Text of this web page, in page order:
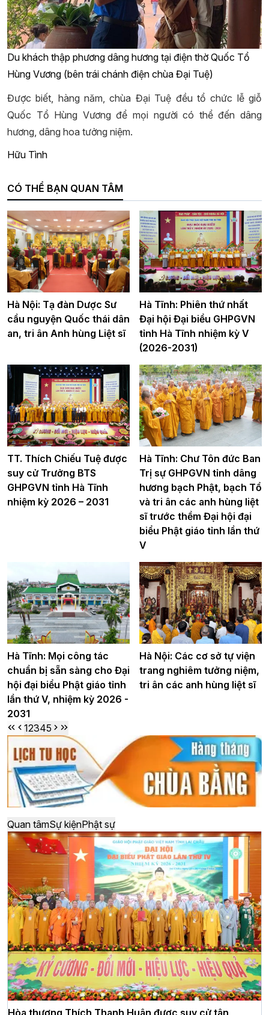
Du khách thập phương dâng hương tại điện thờ Quốc Tổ
Hùng Vương (bên trái chánh điện chùa Đại Tuệ)
Được biết, hàng năm, chùa Đại Tuệ đều tổ chức lễ giỗ
Quốc Tổ Hùng Vương để mọi người có thể đến dâng
hương, dâng hoa tưởng niệm.
Hữu Tình
CÓ THỂ BẠN QUAN TÂM
Hà Nội: Tạ đàn Dược Sư
cầu nguyện Quốc thái dân
an, tri ân Anh hùng Liệt sĩ
Hà Tĩnh: Phiên thứ nhất
Đại hội Đại biểu GHPGVN
tỉnh Hà Tĩnh nhiệm kỳ V
(2026-2031)
TT. Thích Chiếu Tuệ được
suy cử Trưởng BTS
GHPGVN tỉnh Hà Tĩnh
nhiệm kỳ 2026 – 2031
Hà Tĩnh: Chư Tôn đức Ban
Trị sự GHPGVN tỉnh dâng
hương bạch Phật, bạch Tổ
và tri ân các anh hùng liệt
sĩ trước thềm Đại hội đại
biểu Phật giáo tỉnh lần thứ
V
Hà Tĩnh: Mọi công tác
chuẩn bị sẵn sàng cho Đại
hội đại biểu Phật giáo tỉnh
lần thứ V, nhiệm kỳ 2026 -
2031
Hà Nội: Các cơ sở tự viện
trang nghiêm tưởng niệm,
tri ân các anh hùng liệt sĩ
12345
Quan tâmSự kiệnPhật sự